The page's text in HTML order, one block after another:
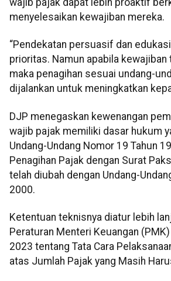
menyelesaikan kewajiban mereka.
“Pendekatan persuasif dan
prioritas. Namun apabila kewajiban
maka penagihan sesuai undang-
dijalankan untuk meningkatkan
DJP menegaskan kewenangan
wajib pajak memiliki dasar hukum
Undang-Undang Nomor 19 Tahun
Penagihan Pajak dengan Surat
telah diubah dengan Undang-
2000.
Ketentuan teknisnya diatur lebih
Peraturan Menteri Keuangan
2023 tentang Tata Cara
atas Jumlah Pajak yang Masih